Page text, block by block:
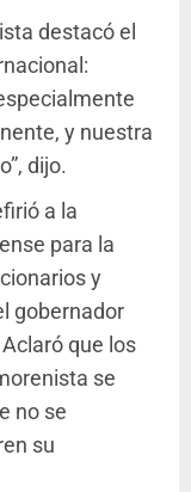
destacó el
y nuestra
dijo.
a la
para la
y
gobernador
que los
se
no se
su